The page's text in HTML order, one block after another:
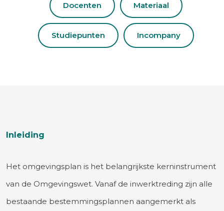
Docenten Materiaal
Studiepunten Incompany
Inleiding
Het omgevingsplan is het belangrijkste kerninstrument
van de Omgevingswet. Vanaf de inwerktreding zijn alle
bestaande bestemmingsplannen aangemerkt als